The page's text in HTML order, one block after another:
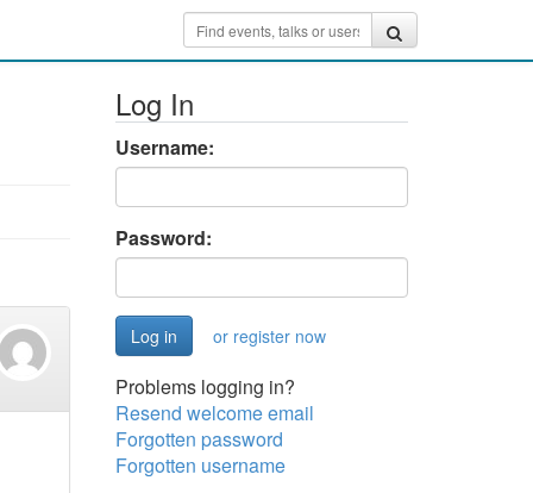
Log In
Username:
Password:
or register now
Problems logging in?
Resend welcome email
Forgotten password
Forgotten username